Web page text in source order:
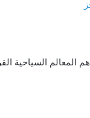
المعالم السياحية